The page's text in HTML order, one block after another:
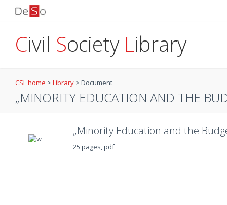
Civil Society Library
CSL home > Library > Document
„MINORITY EDUCATION AND THE
„Minority Education and the
25 pages, pdf